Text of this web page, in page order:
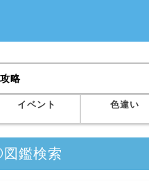
略
イベント 色違い
鑑検索